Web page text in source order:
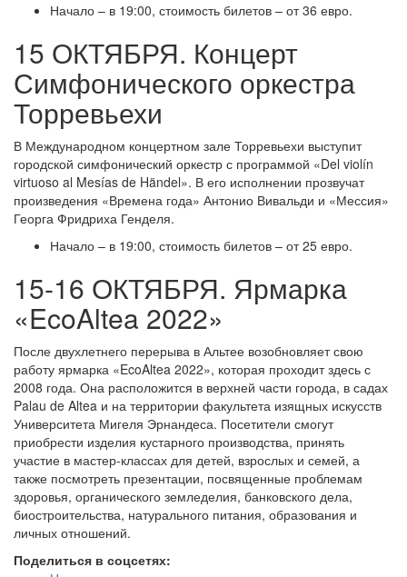
Начало – в 19:00, стоимость билетов – от 36 евро.
15 ОКТЯБРЯ. Концерт
Симфонического оркестра
Торревьехи
В Международном концертном зале Торревьехи выступит
городской симфонический оркестр с программой «Del violín
virtuoso al Mesías de Händel». В его исполнении прозвучат
произведения «Времена года» Антонио Вивальди и «Мессия»
Георга Фридриха Генделя.
Начало – в 19:00, стоимость билетов – от 25 евро.
15-16 ОКТЯБРЯ. Ярмарка
«EcoAltea 2022»
После двухлетнего перерыва в Альтее возобновляет свою
работу ярмарка «EcoAltea 2022», которая проходит здесь с
2008 года. Она расположится в верхней части города, в садах
Palau de Altea и на территории факультета изящных искусств
Университета Мигеля Эрнандеса. Посетители смогут
приобрести изделия кустарного производства, принять
участие в мастер-классах для детей, взрослых и семей, а
также посмотреть презентации, посвященные проблемам
здоровья, органического земледелия, банковского дела,
биостроительства, натурального питания, образования и
личных отношений.
Поделиться в соцсетях: